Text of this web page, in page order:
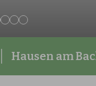
Hausen am